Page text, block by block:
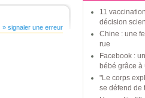
» signaler une erreur
11
décision
Chine : une
rue
Facebook :
bébé grâce à
"Le corps
se défend de